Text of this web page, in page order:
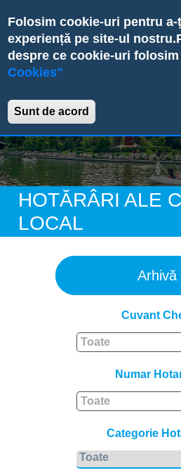
Folosim cookie-uri pentru
experiență pe site-ul nostru.
despre ce cookie-uri folosim
Cookies"
Sunt de acord
to
main
content
Primăria
HOTĂRÂRI ALE
LOCAL
Arhivă
Cuvant
Numar
Categorie